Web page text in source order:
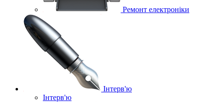
Ремонт електроніки
Інтерв'ю
Інтерв'ю